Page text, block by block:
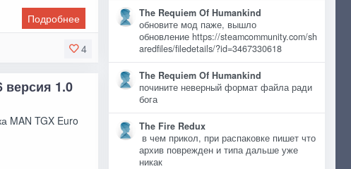
Подробнее
4
версия 1.0
MAN TGX Euro
The Requiem Of Humankind
обновите мод паже, вышло
обновление https://steamcommunity.com/sh
aredfiles/filedetails/?id=3467330618
The Requiem Of Humankind
почините неверный формат файла ради
бога
The Fire Redux
в чем прикол, при распаковке пишет что
архив поврежден и типа дальше уже
никак